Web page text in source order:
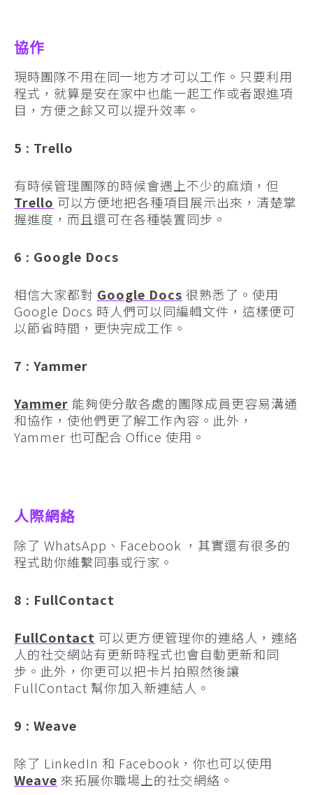
協作
現時團隊不用在同一地方才可以工作。只要利用
程式，就算是安在家中也能一起工作或者跟進項
目，方便之餘又可以提升效率。
5 : Trello
有時候管理團隊的時候會遇上不少的麻煩，但
Trello 可以方便地把各種項目展示出來，清楚掌
握進度，而且還可在各種裝置同步。
6 : Google Docs
相信大家都對 Google Docs 很熟悉了。使用
Google Docs 時人們可以同編輯文件，這樣便可
以節省時間，更快完成工作。
7 : Yammer
Yammer 能夠使分散各處的團隊成員更容易溝通
和協作，使他們更了解工作內容。此外，
Yammer 也可配合 Office 使用。
人際網絡
除了 WhatsApp、Facebook ，其實還有很多的
程式助你維繫同事或行家。
8 : FullContact
FullContact 可以更方便管理你的連絡人，連絡
人的社交網站有更新時程式也會自動更新和同
步。此外，你更可以把卡片拍照然後讓
FullContact 幫你加入新連結人。
9 : Weave
除了 LinkedIn 和 Facebook，你也可以使用
Weave 來拓展你職場上的社交網絡。